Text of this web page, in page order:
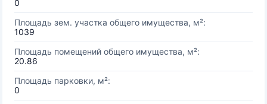
0
Площадь зем. участка общего имущества, м²:
1039
Площадь помещений общего имущества, м²:
20.86
Площадь парковки, м²:
0